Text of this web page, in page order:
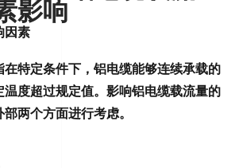
影响
因素
特定条件下，铝电缆能够连续承载的
温度超过规定值。影响铝电缆载流量的
两个方面进行考虑。